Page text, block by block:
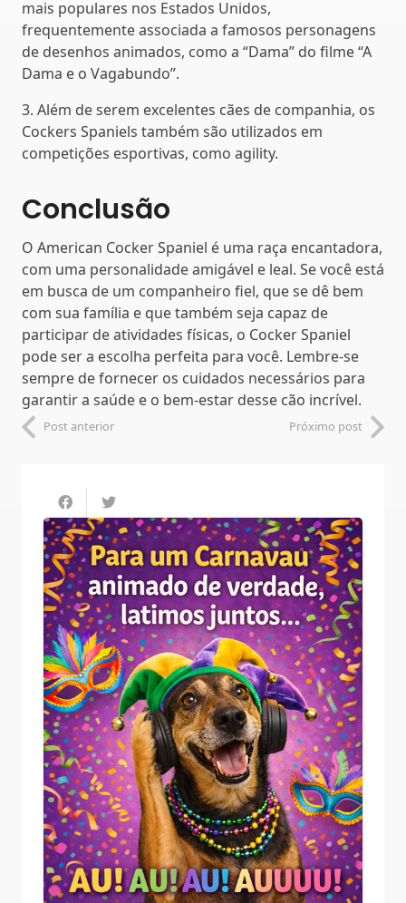
mais populares nos Estados Unidos,
frequentemente associada a famosos personagens
de desenhos animados, como a “Dama” do filme “A
Dama e o Vagabundo”.
3. Além de serem excelentes cães de companhia, os
Cockers Spaniels também são utilizados em
competições esportivas, como agility.
Conclusão
O American Cocker Spaniel é uma raça encantadora,
com uma personalidade amigável e leal. Se você está
em busca de um companheiro fiel, que se dê bem
com sua família e que também seja capaz de
participar de atividades físicas, o Cocker Spaniel
pode ser a escolha perfeita para você. Lembre-se
sempre de fornecer os cuidados necessários para
garantir a saúde e o bem-estar desse cão incrível.
Post anterior Próximo post